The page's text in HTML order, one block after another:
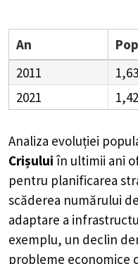
An
2011
2021
Analiza evoluției
Crișului în ultimii ani
pentru planificarea
scăderea numărului
adaptare a
exemplu, un declin
probleme economice